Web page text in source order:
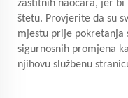
zaštitnih naočara, jer bi
štetu. Provjerite da su
mjestu prije pokretanja
sigurnosnih promjena
njihovu službenu